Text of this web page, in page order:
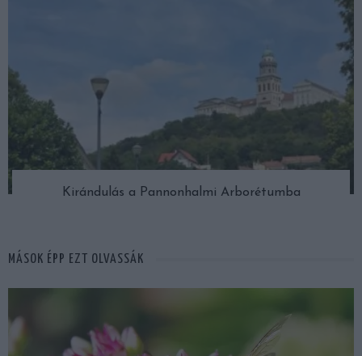
Kirándulás a Pannonhalmi Arborétumba
MÁSOK ÉPP EZT OLVASSÁK